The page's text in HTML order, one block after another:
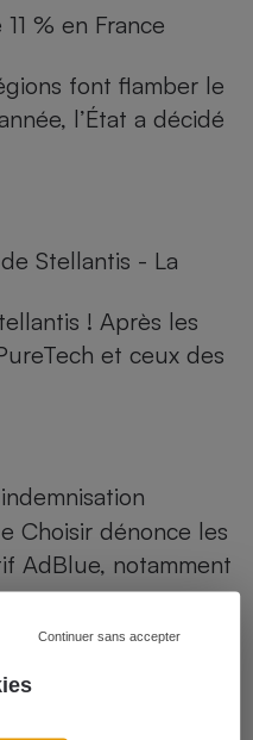
Continuer sans accepter
% en France
font flamber le
l’État a décidé
Stellantis - La
! Après les
et ceux des
Choisir dénonce les
AdBlue, notamment
pour la